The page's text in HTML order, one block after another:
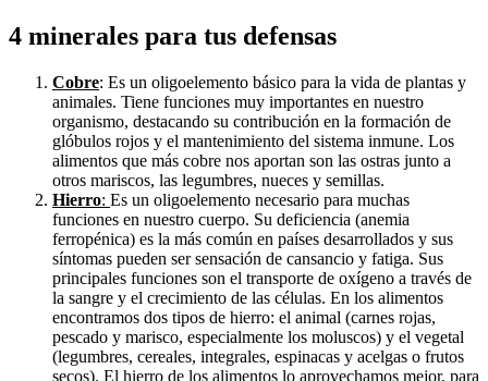
4 minerales para tus defensas
Cobre: Es un oligoelemento básico para la vida de plantas y
animales. Tiene funciones muy importantes en nuestro
organismo, destacando su contribución en la formación de
glóbulos rojos y el mantenimiento del sistema inmune. Los
alimentos que más cobre nos aportan son las ostras junto a
otros mariscos, las legumbres, nueces y semillas.
Hierro: Es un oligoelemento necesario para muchas
funciones en nuestro cuerpo. Su deficiencia (anemia
ferropénica) es la más común en países desarrollados y sus
síntomas pueden ser sensación de cansancio y fatiga. Sus
principales funciones son el transporte de oxígeno a través de
la sangre y el crecimiento de las células. En los alimentos
encontramos dos tipos de hierro: el animal (carnes rojas,
pescado y marisco, especialmente los moluscos) y el vegetal
(legumbres, cereales, integrales, espinacas y acelgas o frutos
secos). El hierro de los alimentos lo aprovechamos mejor, para